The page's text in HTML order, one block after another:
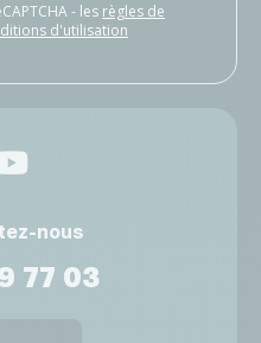
- les règles de
d'utilisation
nous
77 03